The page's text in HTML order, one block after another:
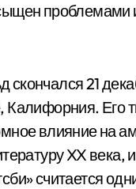
проблемами
21
Калифорния. Его
влияние на
XX века,
считается